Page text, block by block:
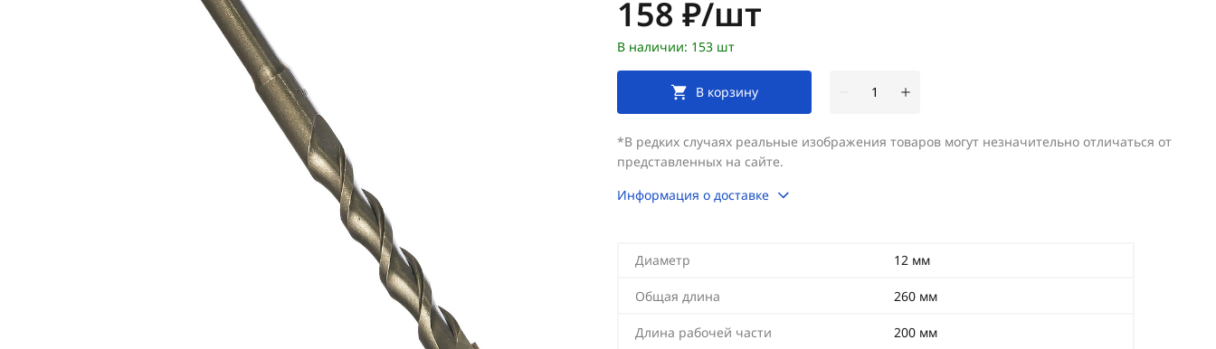
Цена:
158 ₽/шт
В наличии: 153 шт
В корзину
*В редких случаях реальные изображения товаров могут незначительно отличаться от
представленных на сайте.
Информация о доставке
Диаметр 12 мм
Общая длина 260 мм
Длина рабочей части 200 мм